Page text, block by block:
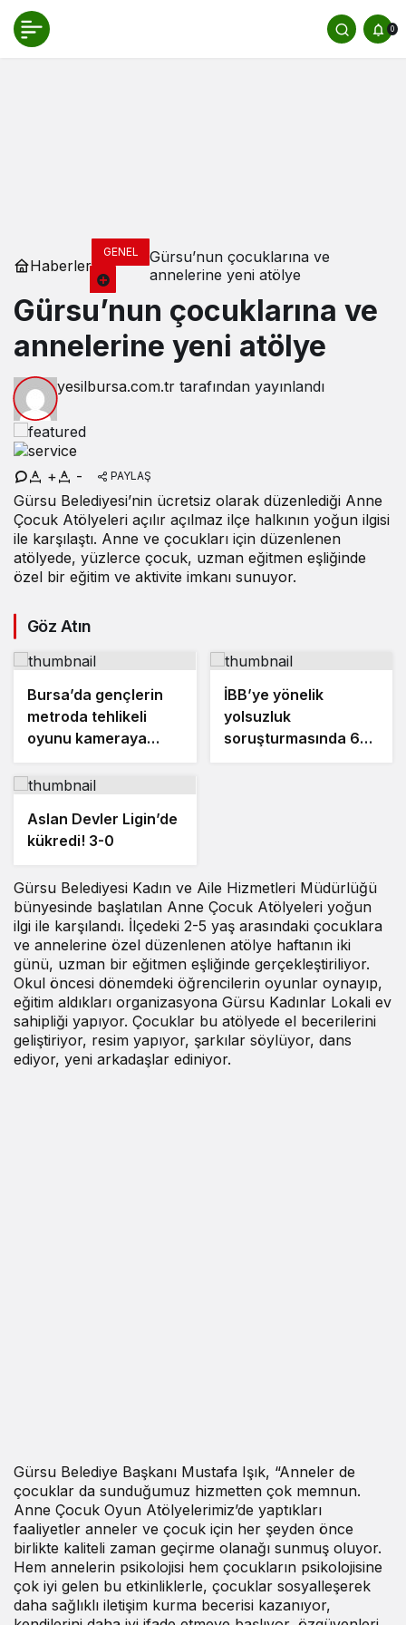
0
Haberler
GENEL
Gürsu’nun çocuklarına ve
annelerine yeni atölye
Gürsu’nun çocuklarına ve
annelerine yeni atölye
yesilbursa.com.tr tarafından yayınlandı
+ - PAYLAŞ
Gürsu Belediyesi’nin ücretsiz olarak düzenlediği Anne
Çocuk Atölyeleri açılır açılmaz ilçe halkının yoğun ilgisi
ile karşılaştı. Anne ve çocukları için düzenlenen
atölyede, yüzlerce çocuk, uzman eğitmen eşliğinde
özel bir eğitim ve aktivite imkanı sunuyor.
Göz Atın
Bursa’da gençlerin
metroda tehlikeli
oyunu kameraya
İBB’ye yönelik
yolsuzluk
soruşturmasında 6
Aslan Devler Ligin’de
kükredi! 3-0
Gürsu Belediyesi Kadın ve Aile Hizmetleri Müdürlüğü
bünyesinde başlatılan Anne Çocuk Atölyeleri yoğun
ilgi ile karşılandı. İlçedeki 2-5 yaş arasındaki çocuklara
ve annelerine özel düzenlenen atölye haftanın iki
günü, uzman bir eğitmen eşliğinde gerçekleştiriliyor.
Okul öncesi dönemdeki öğrencilerin oyunlar oynayıp,
eğitim aldıkları organizasyona Gürsu Kadınlar Lokali ev
sahipliği yapıyor. Çocuklar bu atölyede el becerilerini
geliştiriyor, resim yapıyor, şarkılar söylüyor, dans
ediyor, yeni arkadaşlar ediniyor.
Gürsu Belediye Başkanı Mustafa Işık, “Anneler de
çocuklar da sunduğumuz hizmetten çok memnun.
Anne Çocuk Oyun Atölyelerimiz’de yaptıkları
faaliyetler anneler ve çocuk için her şeyden önce
birlikte kaliteli zaman geçirme olanağı sunmuş oluyor.
Hem annelerin psikolojisi hem çocukların psikolojisine
çok iyi gelen bu etkinliklerle, çocuklar sosyalleşerek
daha sağlıklı iletişim kurma becerisi kazanıyor,